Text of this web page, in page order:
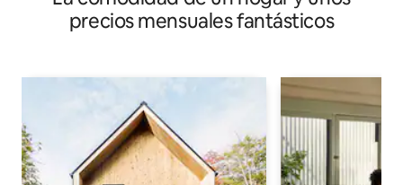
precios mensuales fantásticos